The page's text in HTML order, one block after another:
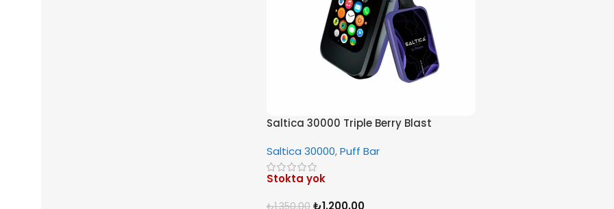
Saltica 30000 Triple Berry Blast
Saltica 30000,Puff Bar
Stokta yok